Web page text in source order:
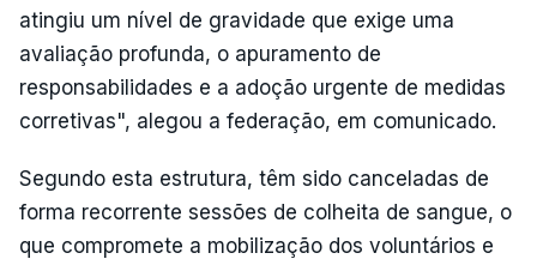
atingiu um nível de gravidade que exige uma
avaliação profunda, o apuramento de
responsabilidades e a adoção urgente de medidas
corretivas", alegou a federação, em comunicado.
Segundo esta estrutura, têm sido canceladas de
forma recorrente sessões de colheita de sangue, o
que compromete a mobilização dos voluntários e